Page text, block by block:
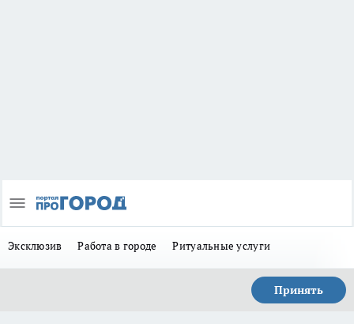
Эксклюзив Работа в городе Ритуальные услуги
Принять